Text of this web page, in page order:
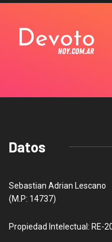
Datos
Sebastian Adrian Lescano
(M.P: 14737)
Propiedad Intelectual: RE-